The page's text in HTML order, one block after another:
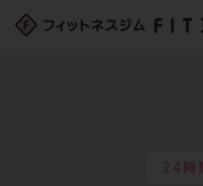
24時